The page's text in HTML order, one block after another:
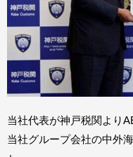
当社代表が神戸税関より
当社グループ会社の中外